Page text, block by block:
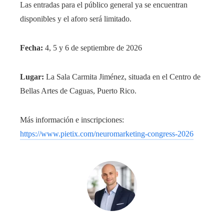
Las entradas para el público general ya se encuentran
disponibles y el aforo será limitado.
Fecha: 4, 5 y 6 de septiembre de 2026
Lugar: La Sala Carmita Jiménez, situada en el Centro de
Bellas Artes de Caguas, Puerto Rico.
Más información e inscripciones:
https://www.pietix.com/neuromarketing-congress-2026